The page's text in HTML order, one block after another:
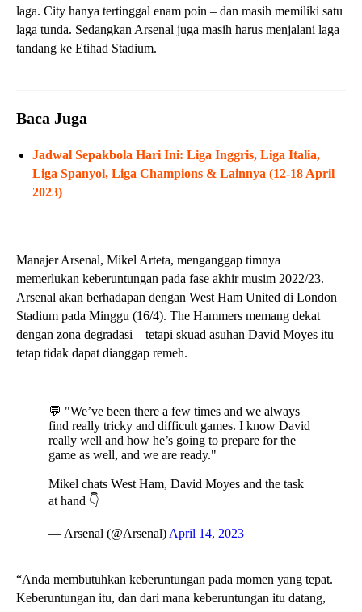
laga. City hanya tertinggal enam poin – dan masih memiliki satu
laga tunda. Sedangkan Arsenal juga masih harus menjalani laga
tandang ke Etihad Stadium.
Baca Juga
Jadwal Sepakbola Hari Ini: Liga Inggris, Liga Italia,
Liga Spanyol, Liga Champions & Lainnya (12-18 April
2023)
Manajer Arsenal, Mikel Arteta, menganggap timnya
memerlukan keberuntungan pada fase akhir musim 2022/23.
Arsenal akan berhadapan dengan West Ham United di London
Stadium pada Minggu (16/4). The Hammers memang dekat
dengan zona degradasi – tetapi skuad asuhan David Moyes itu
tetap tidak dapat dianggap remeh.
💬 "We’ve been there a few times and we always
find really tricky and difficult games. I know David
really well and how he’s going to prepare for the
game as well, and we are ready."
Mikel chats West Ham, David Moyes and the task
at hand 👇
— Arsenal (@Arsenal) April 14, 2023
“Anda membutuhkan keberuntungan pada momen yang tepat.
Keberuntungan itu, dan dari mana keberuntungan itu datang,